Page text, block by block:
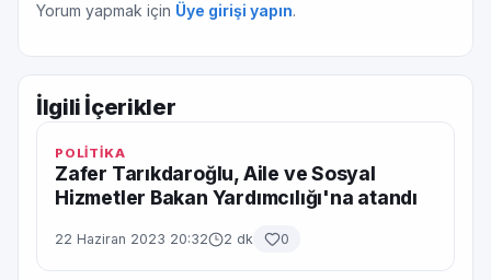
Yorum yapmak için Üye girişi yapın.
İlgili İçerikler
POLİTİKA
Zafer Tarıkdaroğlu, Aile ve Sosyal
Hizmetler Bakan Yardımcılığı'na atandı
22 Haziran 2023 20:32 2 dk 0